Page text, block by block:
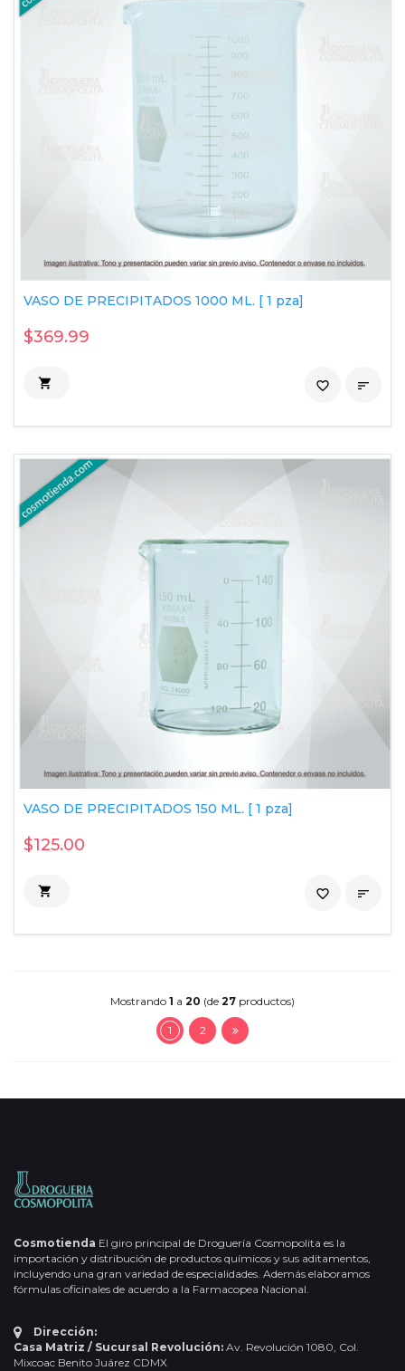
VASO DE PRECIPITADOS 1000 ML. [ 1 pza]
$369.99
 
favorite_border
VASO DE PRECIPITADOS 150 ML. [ 1 pza]
$125.00
 
favorite_border
Mostrando 1 a 20 (de 27 productos)
1 2
Cosmotienda El giro principal de Droguería Cosmopolita es la
importación y distribución de productos químicos y sus aditamentos,
incluyendo una gran variedad de especialidades. Además elaboramos
fórmulas oficinales de acuerdo a la Farmacopea Nacional.
Dirección:
Casa Matriz / Sucursal Revolución: Av. Revolución 1080, Col.
Mixcoac Benito Juárez CDMX